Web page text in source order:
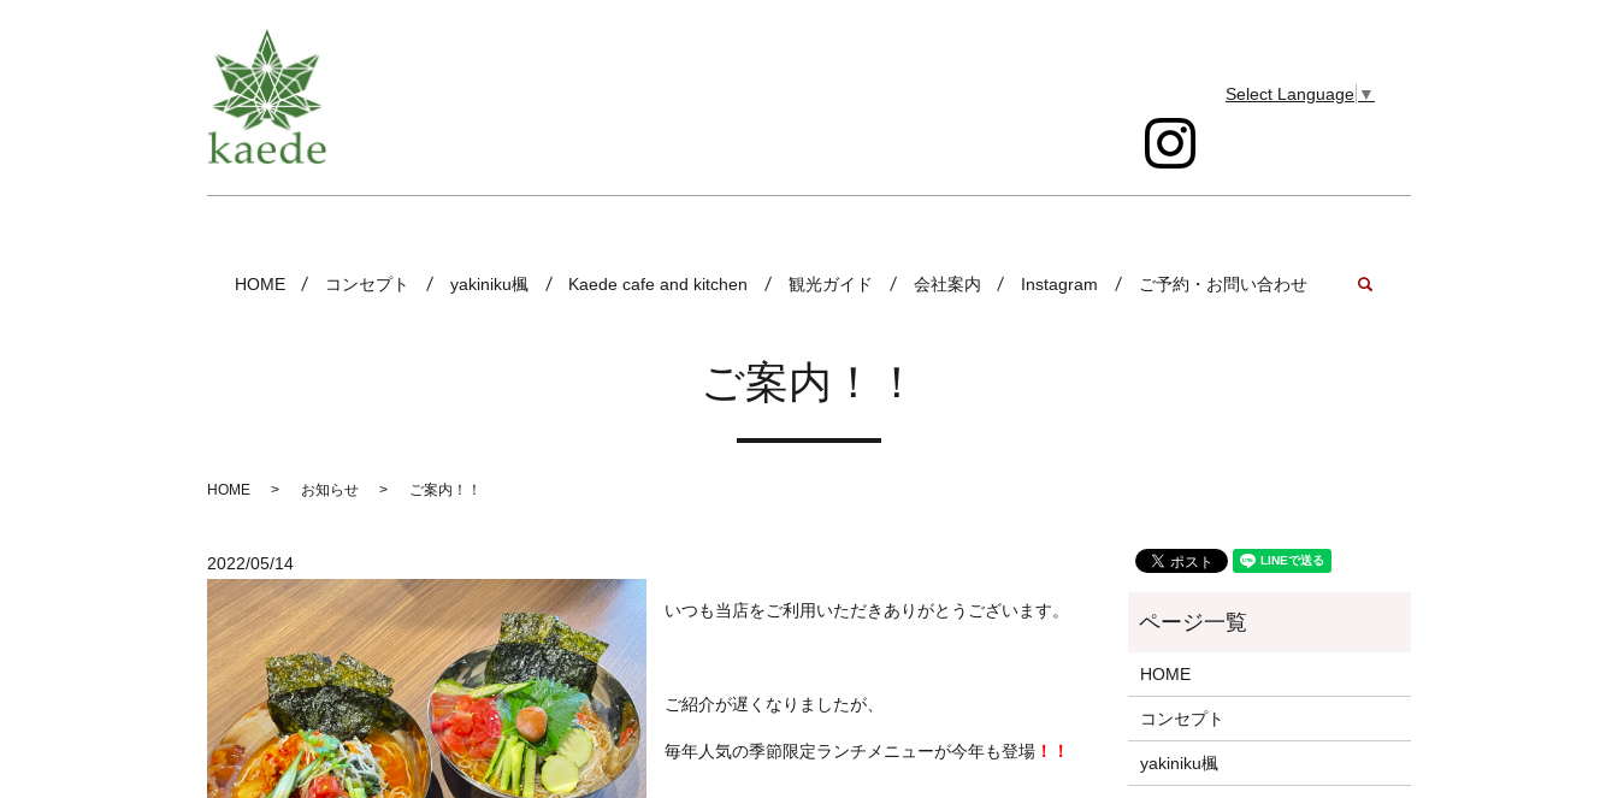
Select Language ▼
HOME コンセプト yakiniku楓 Kaede cafe and kitchen 観光ガイド 会社案内 Instagram ご予約・お問い合わせ
ご案内！！
HOME お知らせ ご案内！！
2022/05/14
いつも当店をご利用いただきありがとうございます。
ご紹介が遅くなりましたが、
毎年人気の季節限定ランチメニューが今年も登場！！
HOME
コンセプト
yakiniku楓